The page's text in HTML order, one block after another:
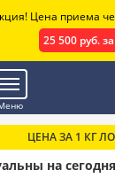
ЦЕНА ЗА 1 КГ
на сегодня
Цена приема
25 500 руб.
.